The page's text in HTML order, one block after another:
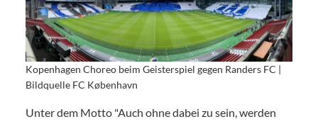
Kopenhagen Choreo beim Geisterspiel gegen Randers FC |
Bildquelle FC København
Unter dem Motto "Auch ohne dabei zu sein, werden